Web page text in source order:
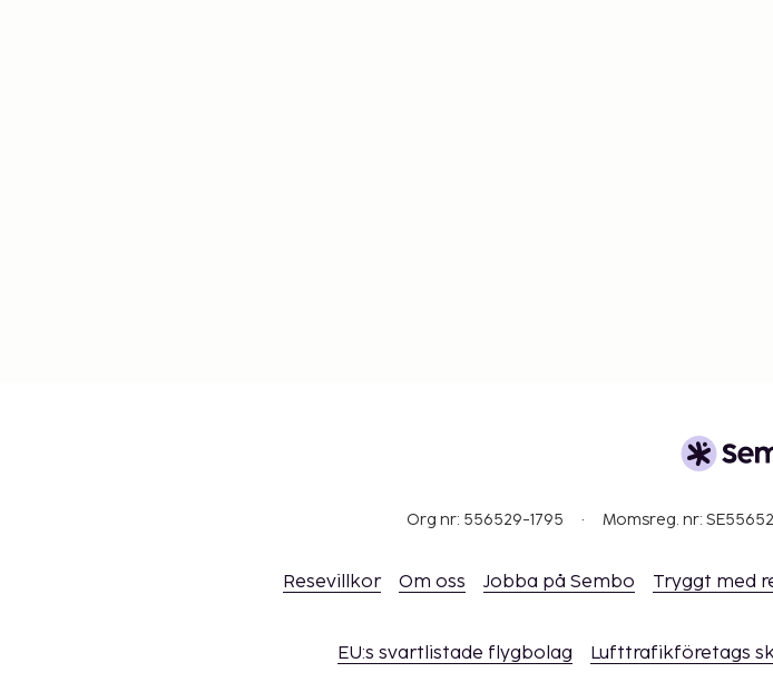
Org nr: 556529-1795 Momsreg. nr:
Resevillkor Om oss Jobba på Sembo Tryggt med
EU:s svartlistade flygbolag Lufttrafikföretags